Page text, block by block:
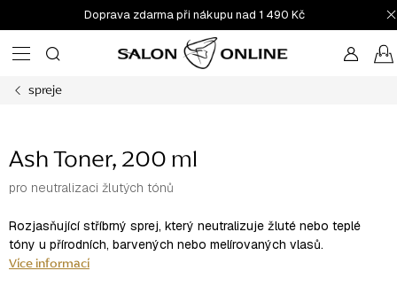
na
obsah
Doprava zdarma při nákupu nad 1 490 Kč
spreje
Ash Toner, 200 ml
pro neutralizaci žlutých tónů
Rozjasňující stříbrný sprej, který neutralizuje žluté nebo teplé
tóny u přírodních, barvených nebo melírovaných vlasů.
Více informací